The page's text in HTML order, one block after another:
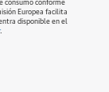
consumo conforme
Europea facilita
disponible en el
.